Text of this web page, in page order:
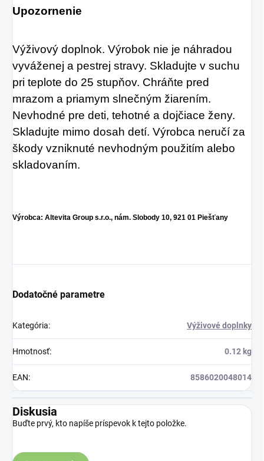
Upozornenie
Výživový doplnok. Výrobok nie je náhradou
vyváženej a pestrej stravy. Skladujte v suchu
pri teplote do 25 stupňov. Chráňte pred
mrazom a priamym slnečným žiarením.
Nevhodné pre deti, tehotné a dojčiace ženy.
Skladujte mimo dosah detí. Výrobca neručí za
škody vzniknuté nevhodným použitím alebo
skladovaním.
Výrobca: Altevita Group s.r.o., nám. Slobody 10, 921 01 Piešťany
Dodatočné parametre
Kategória: Výživové doplnky
Hmotnosť: 0.12 kg
EAN: 8586020048014
Diskusia
Buďte prvý, kto napíše príspevok k tejto položke.